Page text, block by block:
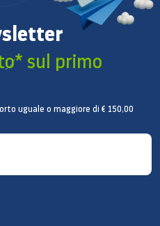
fare click. Oppure
per dettagli brillanti.
sensore di
regala una galleria di
in qualsiasi
sul primo
uguale o maggiore di € 150,00